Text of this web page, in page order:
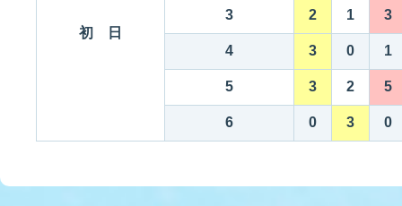
初 日
3 2 1 3
4 3 0 1
5 3 2 5
6 0 3 0